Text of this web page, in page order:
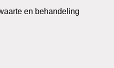
en behandeling